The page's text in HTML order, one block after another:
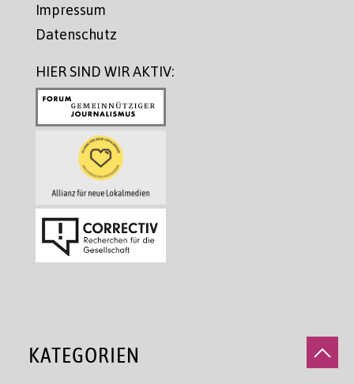
Impressum
Datenschutz
HIER SIND WIR AKTIV:
KATEGORIEN